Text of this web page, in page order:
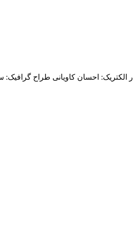
احسان کاویانی طراح